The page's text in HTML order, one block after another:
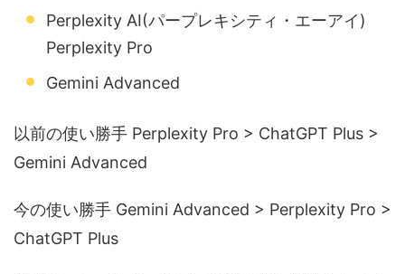
Perplexity AI(パープレキシティ・エーアイ)
Perplexity Pro
Gemini Advanced
以前の使い勝手 Perplexity Pro > ChatGPT Plus >
Gemini Advanced
今の使い勝手 Gemini Advanced > Perplexity Pro >
ChatGPT Plus